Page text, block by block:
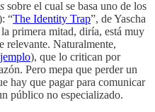
sobre el cual se basa uno de los
“The Identity Trap”, de Yascha
primera mitad, diría, está muy
relevante. Naturalmente,
), que lo critican por
Pero mepa que perder un
hay que pagar para comunicar
público no especializado.